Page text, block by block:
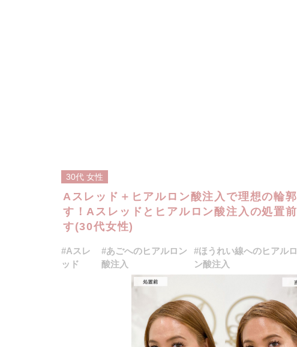
30代 女性
Aスレッド＋ヒアルロン酸注入で理想の輪
す！Aスレッドとヒアルロン酸注入の処置
す(30代女性)
#Aスレ
ッド
#あごへのヒアルロン
酸注入
#ほうれい線へのヒアルロ
ン酸注入